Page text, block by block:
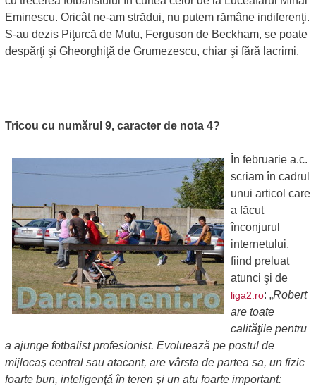
Eminescu. Oricât ne-am strădui, nu putem rămâne indiferenţi.
S-au dezis Piţurcă de Mutu, Ferguson de Beckham, se poate
despărţi şi Gheorghiţă de Grumezescu, chiar şi fără lacrimi.
Tricou cu numărul 9, caracter de nota 4?
În februarie a.c.
scriam în cadrul
unui articol care
a făcut
înconjurul
internetului,
fiind preluat
atunci şi de
liga2.ro: „Robert
are toate
calităţile pentru
a ajunge fotbalist profesionist. Evoluează pe postul de
mijlocaş central sau atacant, are vârsta de partea sa, un fizic
foarte bun, inteligenţă în teren şi un atu foarte important: